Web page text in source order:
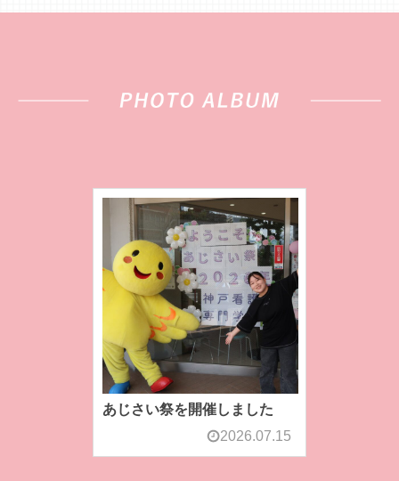
あじさい祭を開催しました
2026.07.15